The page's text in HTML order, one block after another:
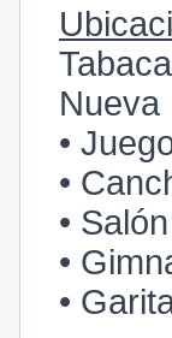
Nueva
•
•
•
•
•